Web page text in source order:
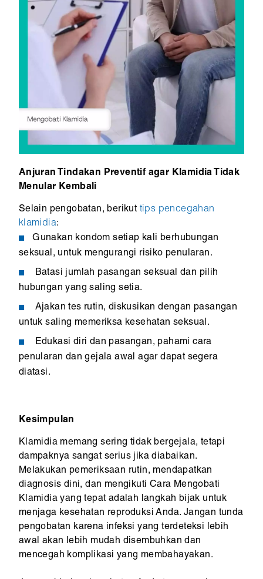
Anjuran Tindakan Preventif agar Klamidia Tidak
Menular Kembali
Selain pengobatan, berikut tips pencegahan
klamidia:
Gunakan kondom setiap kali berhubungan
seksual, untuk mengurangi risiko penularan.
Batasi jumlah pasangan seksual dan pilih
hubungan yang saling setia.
Ajakan tes rutin, diskusikan dengan pasangan
untuk saling memeriksa kesehatan seksual.
Edukasi diri dan pasangan, pahami cara
penularan dan gejala awal agar dapat segera
diatasi.
Kesimpulan
Klamidia memang sering tidak bergejala, tetapi
dampaknya sangat serius jika diabaikan.
Melakukan pemeriksaan rutin, mendapatkan
diagnosis dini, dan mengikuti Cara Mengobati
Klamidia yang tepat adalah langkah bijak untuk
menjaga kesehatan reproduksi Anda. Jangan tunda
pengobatan karena infeksi yang terdeteksi lebih
awal akan lebih mudah disembuhkan dan
mencegah komplikasi yang membahayakan.